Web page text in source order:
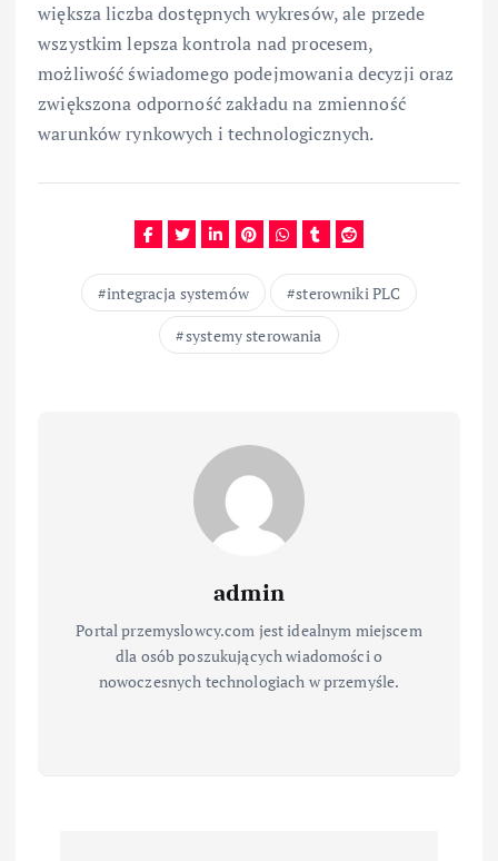
większa liczba dostępnych wykresów, ale przede
wszystkim lepsza kontrola nad procesem,
możliwość świadomego podejmowania decyzji oraz
zwiększona odporność zakładu na zmienność
warunków rynkowych i technologicznych.
integracja systemów
sterowniki PLC
systemy sterowania
admin
Portal przemyslowcy.com jest idealnym miejscem
dla osób poszukujących wiadomości o
nowoczesnych technologiach w przemyśle.